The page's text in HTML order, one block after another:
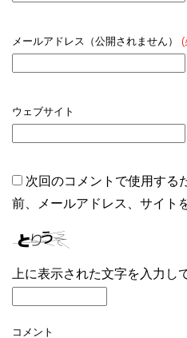
メールアドレス（公開されません） (
ウェブサイト
次回のコメントで使用する
前、メールアドレス、サイト
上に表示された文字を入力し
コメント